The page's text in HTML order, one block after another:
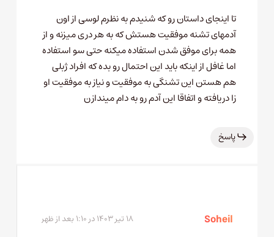
تا اینجای داستان رو که شنیدم به نظرم لوسی از اون
آدمهای تشنه موفقیت هستش که به هر دری میزنه و از
همه برای موفق شدن استفاده میکنه حتی سو استفاده
اما غافل از اینکه باید این احتمال رو بده که افراد ژبلی
هم هستن این تشنگی به موفقیت و نیاز به موفقیت او
زا دریافته و اتفاقا این آدم رو به دام میندازن
پاسخ
Soheil ۱۸ تیر ۱۴۰۳ در ۱:۱۰ بعد از ظهر